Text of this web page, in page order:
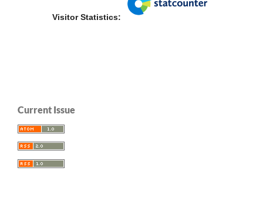
Visitor Statistics:
Current Issue